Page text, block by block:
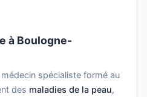
à Boulogne-
spécialiste formé au
des maladies de la peau,